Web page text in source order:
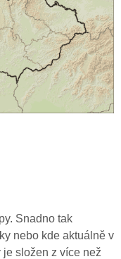
Snadno tak
nebo kde aktuálně v
složen z více než